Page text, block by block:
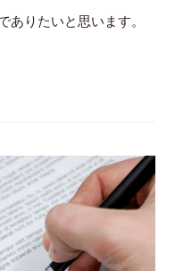
ありたいと思います。